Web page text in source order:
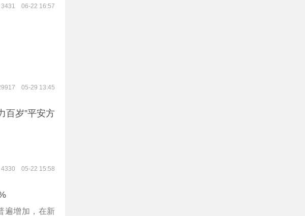
3431 06-22 16:57
05-29 13:45
百岁”平安方
4330 05-22 15:58
遍增加，在新